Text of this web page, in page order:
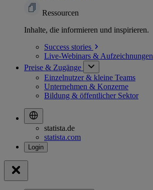
Ressourcen
Inhalte, die informieren und inspirieren.
Success stories
Live-Webinars & Aufzeichnungen
Preise & Zugänge
Einzelnutzer & kleine Teams
Unternehmen & Konzerne
Bildung & öffentlicher Sektor
statista.de
statista.com